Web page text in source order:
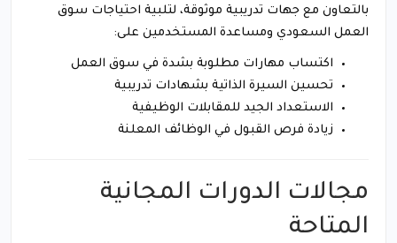
بالتعاون مع جهات تدريبية موثوقة، لتلبية احتياجات سوق
العمل السعودي ومساعدة المستخدمين على:
اكتساب مهارات مطلوبة بشدة في سوق العمل
تحسين السيرة الذاتية بشهادات تدريبية
الاستعداد الجيد للمقابلات الوظيفية
زيادة فرص القبول في الوظائف المعلنة
مجالات الدورات المجانية
المتاحة